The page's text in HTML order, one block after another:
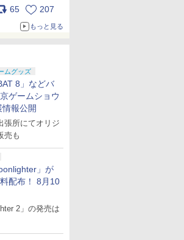
噌フレーバー」
65 207
もっと見る
ムグッズ
8」などバ
ゲームショウ
報公開
張所にてオリジ
売も
」が
配布！ 8月10
2」の発売は